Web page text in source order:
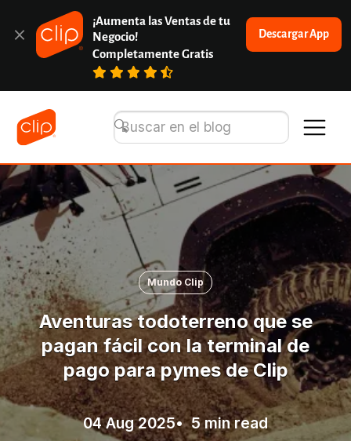
¡Aumenta las Ventas de tu
Negocio!
Completamente Gratis
Descargar App
Mundo Clip
Aventuras todoterreno que se
pagan fácil con la terminal de
pago para pymes de Clip
04 Aug 2025• 5 min read